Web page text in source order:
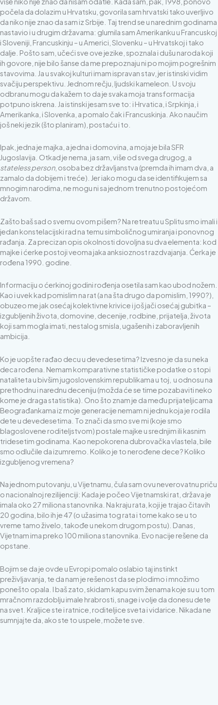
počela da dolazim u Hrvatsku, govorila sam hrvatski tako uverljivo
da niko nije znao da sam iz Srbije. Taj trend se u narednim godinama
nastavio i u drugim državama: glumila sam Amerikanku u Francuskoj
i Sloveniji, Francuskinju – u Americi, Slovenku – u Hrvatskoj i tako
dalje. Pošto sam, učeći sve ove jezike, spoznala i dušu naroda koji
ih govore, nije bilo šanse da me prepoznaju ni po mojim pogrešnim
stavovima. Ja u svakoj kulturi imam ispravan stav, jer istinski vidim
svačiju perspektivu. Jednom rečju, ljudski kameleon. U svoju
odbranu mogu da kažem to da je svaka moja transformacija
potpuno iskrena. Ja istinski jesam sve to: i Hrvatica, i Srpkinja, i
Amerikanka, i Slovenka, a pomalo čak i Francuskinja. Ako naučim
još neki jezik (što planiram), postaću i to.
Ipak, jedna je majka, a jedna i domovina, a moja je bila SFR
Jugoslavija. Otkad je nema, ja sam, više od svega drugog, a
stateless person, osoba bez državljanstva (premda ih imam dva, a
zamalo da dobijem i treće). Jer iako mogu da se identifikujem sa
mnogim narodima, ne mogu ni sa jednom trenutno postojećom
državom.
Zašto baš sad o svemu ovom pišem? Na retreatu u Splitu smo imali i
jedan konstelacijski rad na temu simboličnog umiranja i ponovnog
rađanja. Za precizan opis okolnosti dovoljna su dva elementa: kod
majke i ćerke postoji veoma jaka anksioznost razdvajanja. Ćerka je
rođena 1990. godine.
Informaciju o ćerkinoj godini rođenja osetila sam kao ubod nožem.
Kao i uvek kad pomislim na rat (a na šta drugo da pomislim, 1990?),
obuzeo me jak osećaj kolektivne krivice i još jači osećaj gubitka –
izgubljenih života, domovine, decenije, rodbine, prijatelja, života
koji sam mogla imati, nestalog smisla, ugašenih i zaboravljenih
ambicija.
Ko je uopšte rađao decu u devedesetima? Izvesno je da su neka
deca rođena. Nemam komparativne statističke podatke o stopi
nataliteta u bivšim jugoslovenskim republikama u toj, u odnosu na
prethodnu i narednu deceniju (možda će se time pozabaviti neko
kome je draga statistika). Ono što znam je da među prijateljicama
Beograđankama iz moje generacije nemam ni jednu koja je rodila
dete u devedesetima. To znači da smo sve mi (koje smo
blagoslovene roditeljstvom) postale majke u srednjim ili kasnim
tridesetim godinama. Kao nepokorena dubrovačka vlastela, bile
smo odlučile da izumremo. Koliko je to nerođene dece? Koliko
izgubljenog vremena?
Na jednom putovanju, u Vijetnamu, čula sam ovu neverovatnu priču
o nacionalnoj rezilijenciji: Kada je počeo Vijetnamski rat, država je
imala oko 27 miliona stanovnika. Na kraju rata, koji je trajao čitavih
20 godina, bilo ih je 47 (o užasima tog rata i tome kako se u to
vreme tamo živelo, takođe u nekom drugom postu). Danas,
Vijetnam ima preko 100 miliona stanovnika. Evo nacije rešene da
opstane.
Bojim se da je ovde u Evropi pomalo oslabio taj instinkt
preživljavanja, te da nam je rešenost da se plodimo i množimo
ponešto opala. I baš zato, skidam kapu svim ženama koje su u tom
mračnom razdoblju imale hrabrosti, snage i volje da donesu dete
na svet. Kraljice ste i ratnice, roditeljice sveta i vidarice. Nikada ne
sumnjajte da, ako ste to uspele, možete sve.